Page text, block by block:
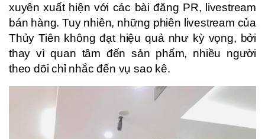
xuyên xuất hiện với các bài đăng PR, livestream
bán hàng. Tuy nhiên, những phiên livestream của
Thủy Tiên không đạt hiệu quả như kỳ vọng, bởi
thay vì quan tâm đến sản phẩm, nhiều người
theo dõi chỉ nhắc đến vụ sao kê.